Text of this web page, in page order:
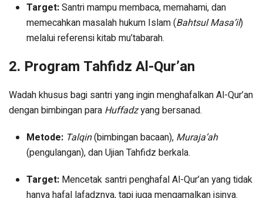
Target:Santri mampu membaca, memahami, dan
memecahkan masalah hukum Islam (Bahtsul Masa’il)
melalui referensi kitab mu’tabarah.
2. Program Tahfidz Al-Qur’an
Wadah khusus bagi santri yang ingin menghafalkan Al-Qur’an
dengan bimbingan para Huffadzyang bersanad.
Metode: Talqin(bimbingan bacaan), Muraja’ah
(pengulangan), dan Ujian Tahfidz berkala.
Target: Mencetak santri penghafal Al-Qur’an yang tidak
hanya hafal lafadznya, tapi juga mengamalkan isinya.